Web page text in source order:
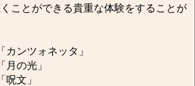
ことができる貴重な体験をすることが
ツォネッタ」
の光」
文」